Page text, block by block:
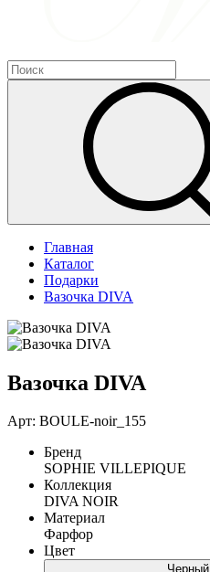
Главная
Каталог
Подарки
Вазочка DIVA
Вазочка DIVA
Арт: BOULE-noir_155
Бренд
SOPHIE VILLEPIQUE
Коллекция
DIVA NOIR
Материал
Фарфор
Цвет
Черный